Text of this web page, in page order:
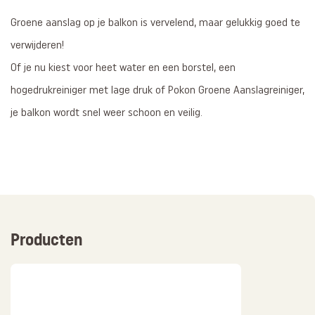
Groene aanslag op je balkon is vervelend, maar gelukkig goed te
verwijderen!
Of je nu kiest voor heet water en een borstel, een
hogedrukreiniger met lage druk of Pokon Groene Aanslagreiniger,
je balkon wordt snel weer schoon en veilig.
Producten